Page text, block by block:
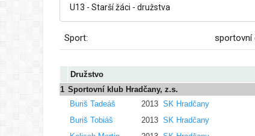
Sport: sportovní
Družstvo
1 Sportovní klub Hradčany, z.s.
Buriš Tadeáš
2013 SK Hradčany
Buriš Tobiáš
2013 SK Hradčany